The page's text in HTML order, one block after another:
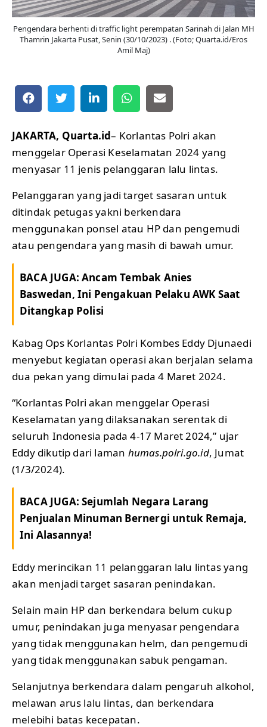
Pengendara berhenti di traffic light perempatan Sarinah di Jalan MH
Thamrin Jakarta Pusat, Senin (30/10/2023) . (Foto; Quarta.id/Eros
Amil Maj)
JAKARTA, Quarta.id– Korlantas Polri akan
menggelar Operasi Keselamatan 2024 yang
menyasar 11 jenis pelanggaran lalu lintas.
Pelanggaran yang jadi target sasaran untuk
ditindak petugas yakni berkendara
menggunakan ponsel atau HP dan pengemudi
atau pengendara yang masih di bawah umur.
BACA JUGA:Ancam Tembak Anies
Baswedan, Ini Pengakuan Pelaku AWK Saat
Ditangkap Polisi
Kabag Ops Korlantas Polri Kombes Eddy Djunaedi
menyebut kegiatan operasi akan berjalan selama
dua pekan yang dimulai pada 4 Maret 2024.
“Korlantas Polri akan menggelar Operasi
Keselamatan yang dilaksanakan serentak di
seluruh Indonesia pada 4-17 Maret 2024,” ujar
Eddy dikutip dari laman humas.polri.go.id, Jumat
(1/3/2024).
BACA JUGA:Sejumlah Negara Larang
Penjualan Minuman Bernergi untuk Remaja,
Ini Alasannya!
Eddy merincikan 11 pelanggaran lalu lintas yang
akan menjadi target sasaran penindakan.
Selain main HP dan berkendara belum cukup
umur, penindakan juga menyasar pengendara
yang tidak menggunakan helm, dan pengemudi
yang tidak menggunakan sabuk pengaman.
Selanjutnya berkendara dalam pengaruh alkohol,
melawan arus lalu lintas, dan berkendara
melebihi batas kecepatan.